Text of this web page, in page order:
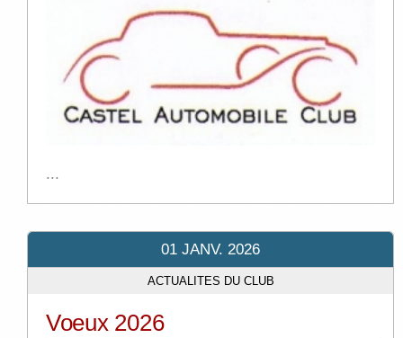
...
01 JANV. 2026
ACTUALITES DU CLUB
Voeux 2026